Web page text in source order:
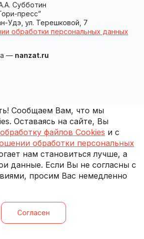
Субботин
пресс”
Удэ, ул. Терешковой, 7
обработки персональных данных
— nanzat.ru
Сообщаем Вам, что мы
Оставаясь на сайте, Вы
файлов Cookies и с
обработки персональных
нам становиться лучше, а
данные. Если Вы не согласны с
просим Вас немедленно
Согласен